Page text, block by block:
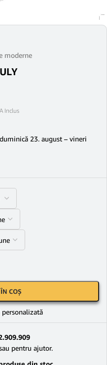
moderne
Inclus
duminică 23. august – vineri
COȘ
pentru ajutor.